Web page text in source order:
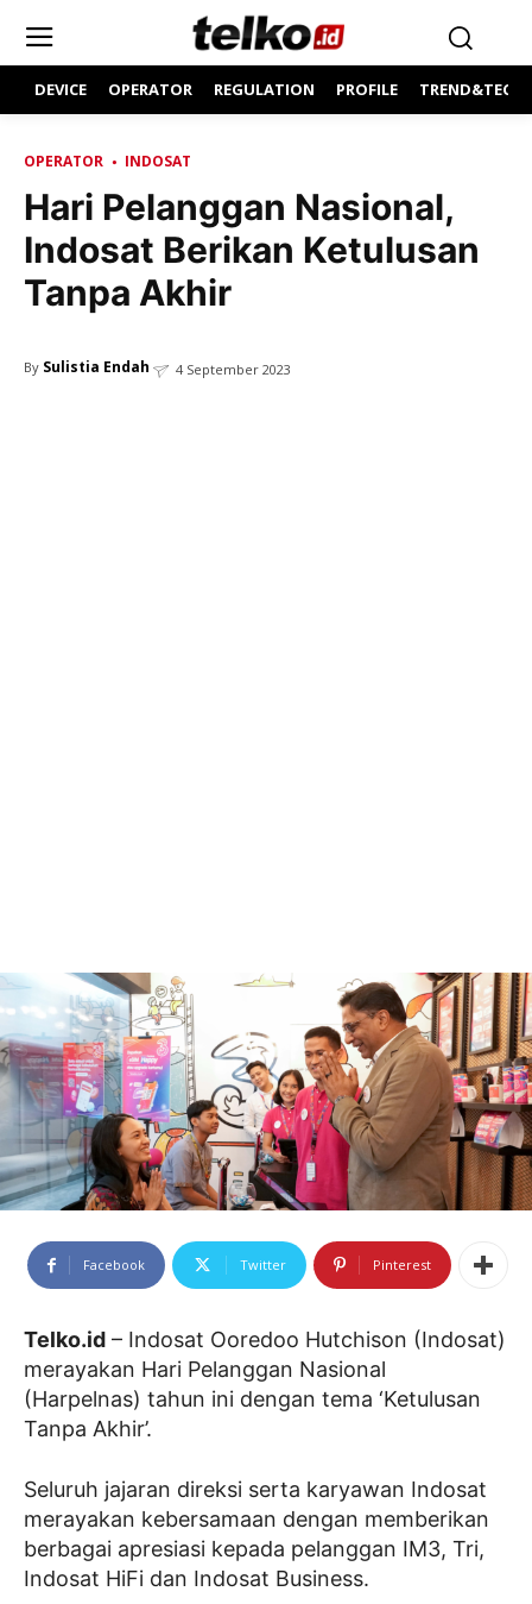
DEVICE OPERATOR REGULATION PROFILE
OPERATOR INDOSAT
Hari Pelanggan Nasional,
Indosat Berikan Ketulusan
Tanpa Akhir
By Sulistia Endah 4 September 2023
Facebook Twitter Pinterest
Telko.id – Indosat Ooredoo Hutchison (Indosat)
merayakan Hari Pelanggan Nasional
(Harpelnas) tahun ini dengan tema ‘Ketulusan
Tanpa Akhir’.
Seluruh jajaran direksi serta karyawan Indosat
merayakan kebersamaan dengan memberikan
berbagai apresiasi kepada pelanggan IM3, Tri,
Indosat HiFi dan Indosat Business.